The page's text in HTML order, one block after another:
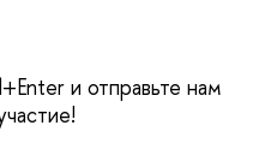
и отправьте нам